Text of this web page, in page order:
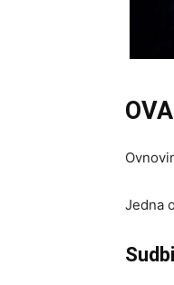
Jedna